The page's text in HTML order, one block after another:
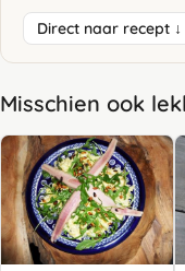
Direct naar recept ↓
Misschien ook